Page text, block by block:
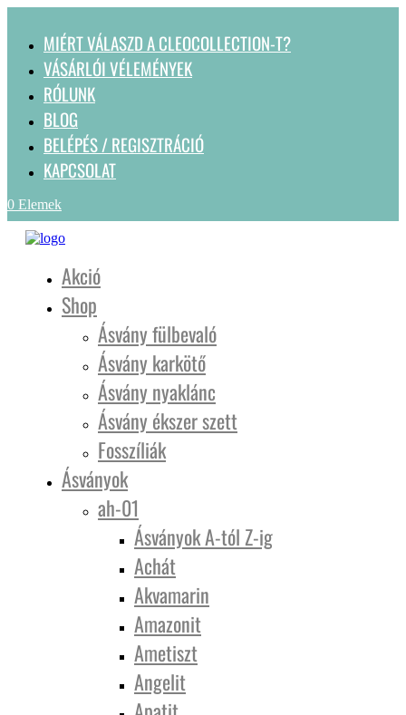
MIÉRT VÁLASZD A CLEOCOLLECTION-T?
VÁSÁRLÓI VÉLEMÉNYEK
RÓLUNK
BLOG
BELÉPÉS / REGISZTRÁCIÓ
KAPCSOLAT
0 Elemek
Akció
Shop
Ásvány fülbevaló
Ásvány karkötő
Ásvány nyaklánc
Ásvány ékszer szett
Fosszíliák
Ásványok
ah-01
Ásványok A-tól Z-ig
Achát
Akvamarin
Amazonit
Ametiszt
Angelit